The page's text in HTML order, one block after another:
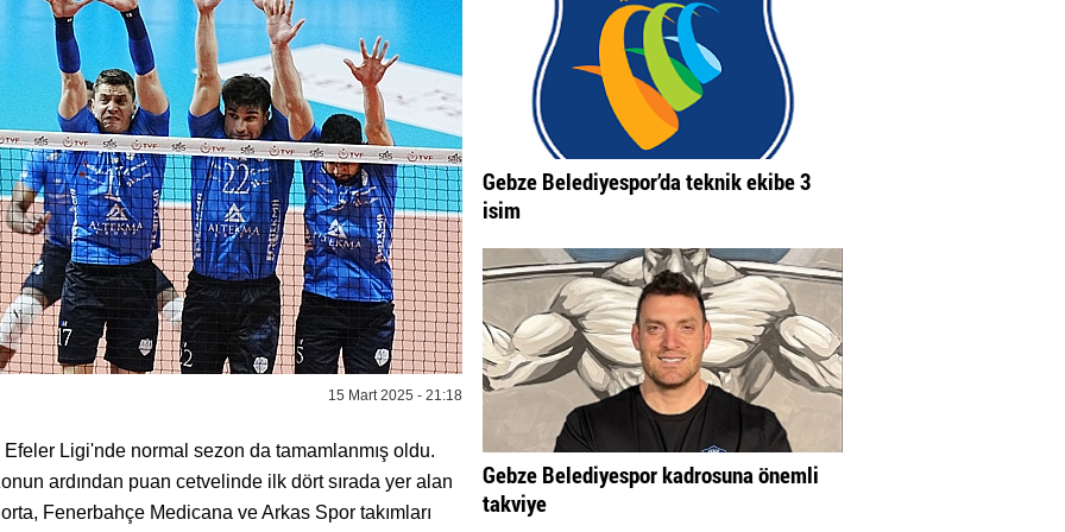
15 Mart 2025 - 21:18
Ligi'nde normal sezon da tamamlanmış oldu.
ardından puan cetvelinde ilk dört sırada yer alan
Fenerbahçe Medicana ve Arkas Spor takımları
Gebze Belediyespor’da teknik ekibe 3
isim
Gebze Belediyespor kadrosuna önemli
takviye